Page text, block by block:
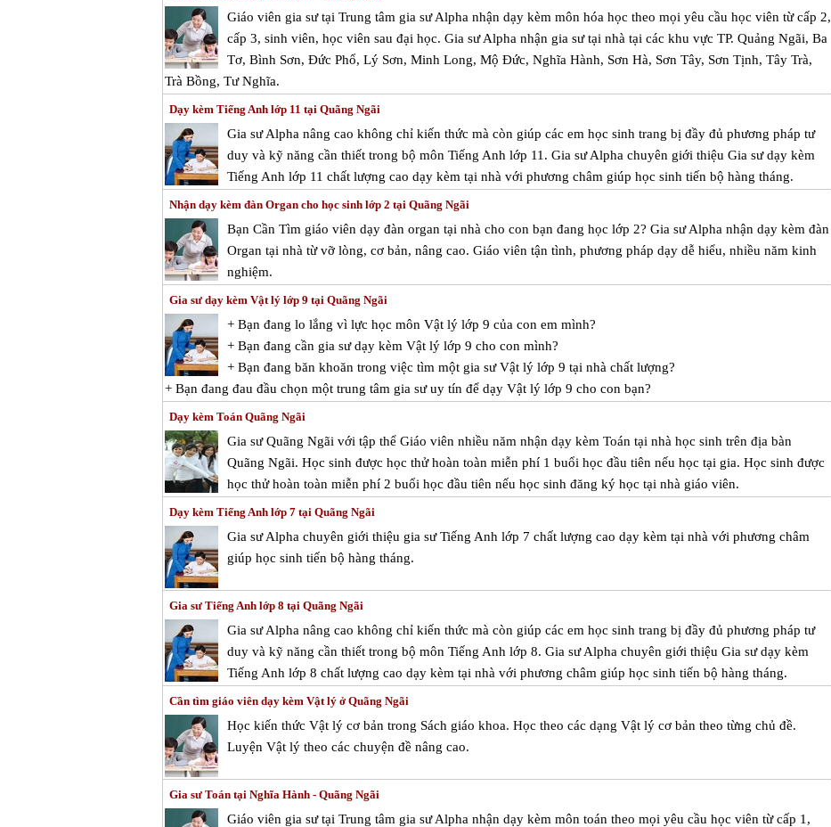
Giáo viên gia sư tại Trung tâm gia sư Alpha nhận dạy kèm môn hóa học theo mọi yêu cầu học viên từ cấp 2,
cấp 3, sinh viên, học viên sau đại học. Gia sư Alpha nhận gia sư tại nhà tại các khu vực TP. Quảng Ngãi, Ba
Tơ, Bình Sơn, Đức Phổ, Lý Sơn, Minh Long, Mộ Đức, Nghĩa Hành, Sơn Hà, Sơn Tây, Sơn Tịnh, Tây Trà,
Trà Bồng, Tư Nghĩa.
Dạy kèm Tiếng Anh lớp 11 tại Quãng Ngãi
Gia sư Alpha nâng cao không chỉ kiến thức mà còn giúp các em học sinh trang bị đầy đủ phương pháp tư
duy và kỹ năng cần thiết trong bộ môn Tiếng Anh lớp 11. Gia sư Alpha chuyên giới thiệu Gia sư dạy kèm
Tiếng Anh lớp 11 chất lượng cao dạy kèm tại nhà với phương châm giúp học sinh tiến bộ hàng tháng.
Nhận dạy kèm đàn Organ cho học sinh lớp 2 tại Quãng Ngãi
Bạn Cần Tìm giáo viên dạy đàn organ tại nhà cho con bạn đang học lớp 2? Gia sư Alpha nhận dạy kèm đàn
Organ tại nhà từ vỡ lòng, cơ bản, nâng cao. Giáo viên tận tình, phương pháp dạy dễ hiểu, nhiều năm kinh
nghiệm.
Gia sư dạy kèm Vật lý lớp 9 tại Quãng Ngãi
+ Bạn đang lo lắng vì lực học môn Vật lý lớp 9 của con em mình?
+ Bạn đang cần gia sư dạy kèm Vật lý lớp 9 cho con mình?
+ Bạn đang băn khoăn trong việc tìm một gia sư Vật lý lớp 9 tại nhà chất lượng?
+ Bạn đang đau đầu chọn một trung tâm gia sư uy tín để dạy Vật lý lớp 9 cho con bạn?
Dạy kèm Toán Quãng Ngãi
Gia sư Quãng Ngãi với tập thể Giáo viên nhiều năm nhận dạy kèm Toán tại nhà học sinh trên địa bàn
Quãng Ngãi. Học sinh được học thử hoàn toàn miễn phí 1 buổi học đầu tiên nếu học tại gia. Học sinh được
học thử hoàn toàn miễn phí 2 buổi học đầu tiên nếu học sinh đăng ký học tại nhà giáo viên.
Dạy kèm Tiếng Anh lớp 7 tại Quãng Ngãi
Gia sư Alpha chuyên giới thiệu gia sư Tiếng Anh lớp 7 chất lượng cao dạy kèm tại nhà với phương châm
giúp học sinh tiến bộ hàng tháng.
Gia sư Tiếng Anh lớp 8 tại Quãng Ngãi
Gia sư Alpha nâng cao không chỉ kiến thức mà còn giúp các em học sinh trang bị đầy đủ phương pháp tư
duy và kỹ năng cần thiết trong bộ môn Tiếng Anh lớp 8. Gia sư Alpha chuyên giới thiệu Gia sư dạy kèm
Tiếng Anh lớp 8 chất lượng cao dạy kèm tại nhà với phương châm giúp học sinh tiến bộ hàng tháng.
Cần tìm giáo viên dạy kèm Vật lý ở Quãng Ngãi
Học kiến thức Vật lý cơ bản trong Sách giáo khoa. Học theo các dạng Vật lý cơ bản theo từng chủ đề.
Luyện Vật lý theo các chuyện đề nâng cao.
Gia sư Toán tại Nghĩa Hành - Quãng Ngãi
Giáo viên gia sư tại Trung tâm gia sư Alpha nhận dạy kèm môn toán theo mọi yêu cầu học viên từ cấp 1,